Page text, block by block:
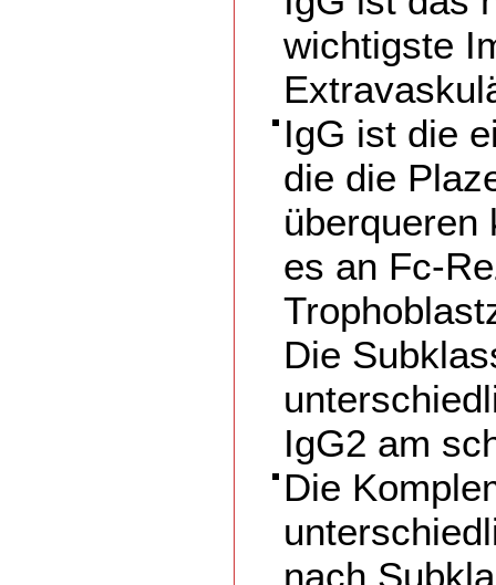
wichtigste
IgG ist die
die die
überqueren
es an Fc-
Die
IgG2 am
Die
nach